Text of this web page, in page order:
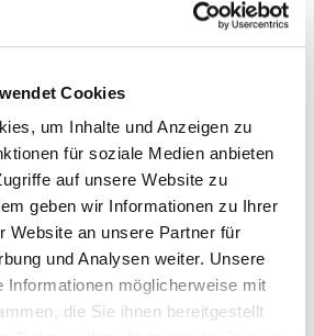
Cookies
um Inhalte und Anzeigen zu
für soziale Medien anbieten
auf unsere Website zu
geben wir Informationen zu Ihrer
Website an unsere Partner für
und Analysen weiter. Unsere
Informationen möglicherweise mit
die Sie ihnen bereitgestellt
es sich mit wintergrünen
behalten ihr Blätterkleid bis
ab, um es im Frühjahr durch
dieser Gruppe ist der
. So sind diese zwar nicht
grün, der Laubwechsel ist
Zeit abgeschlossen. Dies
die Belaubung jedes Jahr
wird und ein etwaiger
jahrelang zu erkennen ist,
Blättern der Fall sein